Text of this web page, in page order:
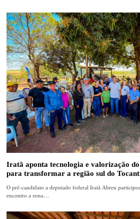
Iratã aponta tecnologia e valorização
para transformar a região sul do
O pré-candidato a deputado federal Iratã Abreu
encontro a zona…